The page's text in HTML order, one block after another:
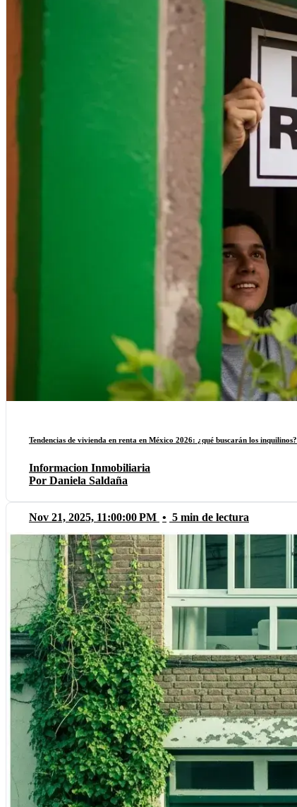
Tendencias de vivienda en renta en México 2026: ¿qué buscarán los inquilinos?
Informacion Inmobiliaria
Por Daniela Saldaña
Nov 21, 2025, 11:00:00 PM • 5 min de lectura